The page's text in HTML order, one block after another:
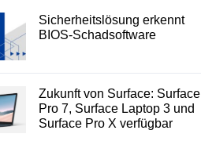
Sicherheitslösung erkennt
BIOS-Schadsoftware
Zukunft von Surface: Surface
Pro 7, Surface Laptop 3 und
Surface Pro X verfügbar